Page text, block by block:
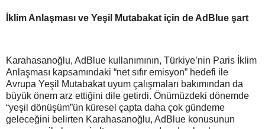
İklim Anlaşması ve Yeşil Mutabakat için de AdBlue şart
Karahasanoğlu, AdBlue kullanımının, Türkiye’nin Paris İklim
Anlaşması kapsamındaki “net sıfır emisyon” hedefi ile
Avrupa Yeşil Mutabakat uyum çalışmaları bakımından da
büyük önem arz ettiğini dile getirdi. Önümüzdeki dönemde
“yeşil dönüşüm”ün küresel çapta daha çok gündeme
geleceğini belirten Karahasanoğlu, AdBlue konusunun